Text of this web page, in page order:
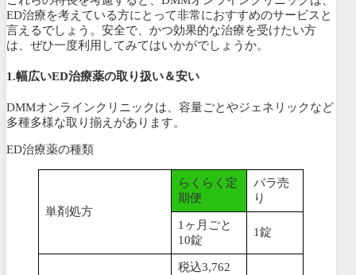
ED治療を考えている方にとって非常におすすめのサービスと
言えるでしょう。安全で、かつ効果的な治療を受けたい方
は、ぜひ一度利用してみてはいかがでしょうか。
1.幅広いED治療薬の取り扱い＆安い
DMMオンラインクリニックは、容量ごとやジェネリックなど
多種多様な取り揃えがあります。
ED治療薬の種類
単剤処方
らくらく定
期便
バラ売
り
1ヶ月ごと
10錠
1錠
税込3,762